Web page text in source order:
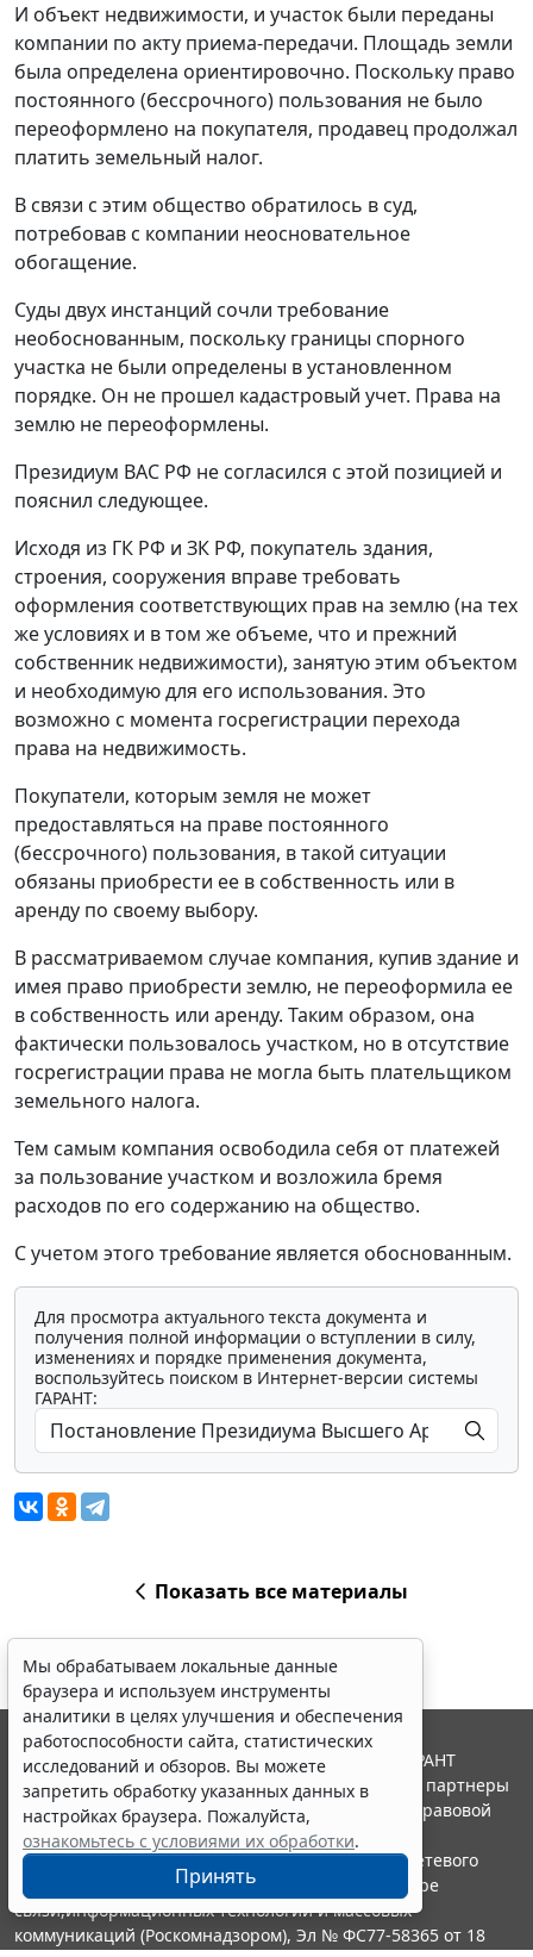
И объект недвижимости, и участок были переданы
компании по акту приема-передачи. Площадь земли
была определена ориентировочно. Поскольку право
постоянного (бессрочного) пользования не было
переоформлено на покупателя, продавец продолжал
платить земельный налог.
В связи с этим общество обратилось в суд,
потребовав с компании неосновательное
обогащение.
Суды двух инстанций сочли требование
необоснованным, поскольку границы спорного
участка не были определены в установленном
порядке. Он не прошел кадастровый учет. Права на
землю не переоформлены.
Президиум ВАС РФ не согласился с этой позицией и
пояснил следующее.
Исходя из ГК РФ и ЗК РФ, покупатель здания,
строения, сооружения вправе требовать
оформления соответствующих прав на землю (на тех
же условиях и в том же объеме, что и прежний
собственник недвижимости), занятую этим объектом
и необходимую для его использования. Это
возможно с момента госрегистрации перехода
права на недвижимость.
Покупатели, которым земля не может
предоставляться на праве постоянного
(бессрочного) пользования, в такой ситуации
обязаны приобрести ее в собственность или в
аренду по своему выбору.
В рассматриваемом случае компания, купив здание и
имея право приобрести землю, не переоформила ее
в собственность или аренду. Таким образом, она
фактически пользовалось участком, но в отсутствие
госрегистрации права не могла быть плательщиком
земельного налога.
Тем самым компания освободила себя от платежей
за пользование участком и возложила бремя
расходов по его содержанию на общество.
С учетом этого требование является обоснованным.
Для просмотра актуального текста документа и
получения полной информации о вступлении в силу,
изменениях и порядке применения документа,
воспользуйтесь поиском в Интернет-версии системы
ГАРАНТ:
Показать все материалы
Мы обрабатываем локальные данные
браузера и используем инструменты
аналитики в целях улучшения и обеспечения
работоспособности сайта, статистических
исследований и обзоров. Вы можете
запретить обработку указанных данных в
настройках браузера. Пожалуйста,
ознакомьтесь с условиями их обработки.
Принять
© ООО "НПП "ГАРАНТ-СЕРВИС", 2026. Система ГАРАНТ
выпускается с 1990 года. Компания "Гарант" и ее партнеры
являются участниками Российской ассоциации правовой
информации ГАРАНТ.
Портал ГАРАНТ.РУ зарегистрирован в качестве сетевого
издания Федеральной службой по надзору в сфере
связи,информационных технологий и массовых
коммуникаций (Роскомнадзором), Эл № ФС77-58365 от 18